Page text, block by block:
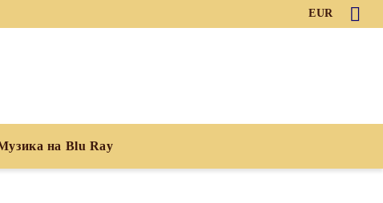
EUR
на Blu Ray